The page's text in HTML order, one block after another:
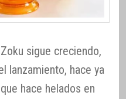
sigue creciendo,
lanzamiento, hace ya
hace helados en